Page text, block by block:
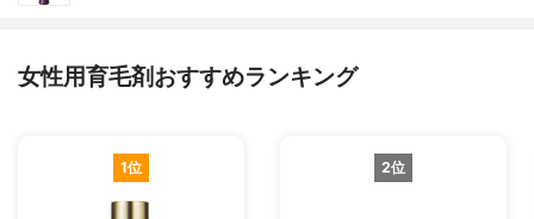
女性用育毛剤おすすめランキング
1位 2位